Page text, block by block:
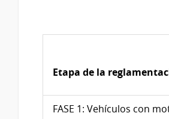
Etapa de la
FASE 1: Vehículos con